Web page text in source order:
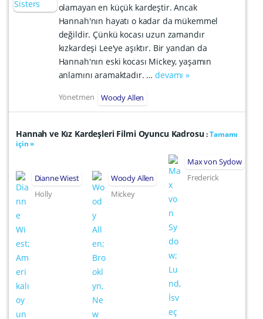
olamayan en küçük kardeştir. Ancak
Hannah'nın hayatı o kadar da mükemmel
değildir. Çünkü kocası uzun zamandır
kızkardeşi Lee'ye aşıktır. Bir yandan da
Hannah'nın eski kocası Mickey, yaşamın
anlamını aramaktadır. …devamı »
Yönetmen Woody Allen
Hannah ve Kız Kardeşleri Filmi Oyuncu Kadrosu:Tamamı
için »
Dianne Wiest
Holly
Woody Allen
Mickey
Max von Sydow
Frederick